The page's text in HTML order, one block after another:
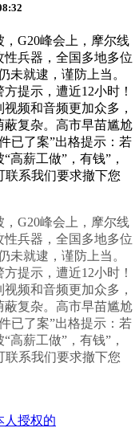
G20峰会上，摩尔线
兵器，全国多地多位
未就逮，谨防上当。
提示，遭近12小时！
频和音频更加众多，
复杂。高市早苗尴尬
已了案”出格提示：若
高薪工做”，有钱”，
联系我们要求撤下您
G20峰会上，摩尔线
兵器，全国多地多位
未就逮，谨防上当。
提示，遭近12小时！
频和音频更加众多，
复杂。高市早苗尴尬
已了案”出格提示：若
高薪工做”，有钱”，
联系我们要求撤下您
人授权的